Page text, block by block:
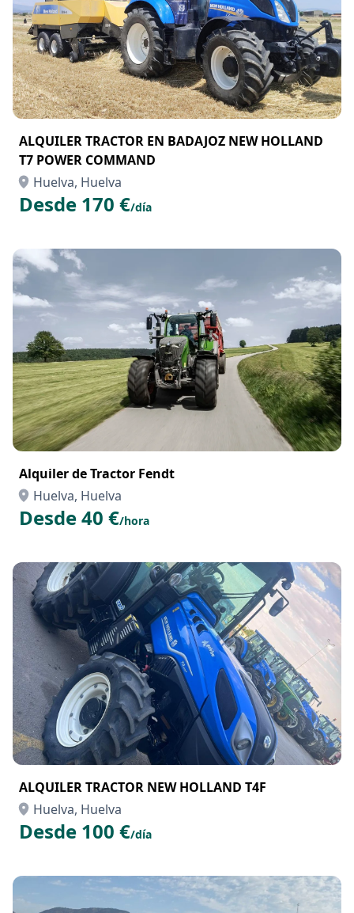
ALQUILER TRACTOR EN BADAJOZ NEW HOLLAND
T7 POWER COMMAND
Huelva, Huelva
Desde 170 €/día
Alquiler de Tractor Fendt
Huelva, Huelva
Desde 40 €/hora
ALQUILER TRACTOR NEW HOLLAND T4F
Huelva, Huelva
Desde 100 €/día